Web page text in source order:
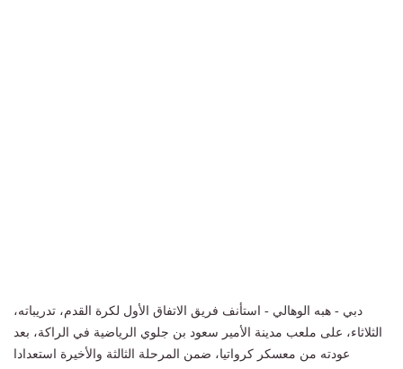
دبي - هبه الوهالي - استأنف فريق الاتفاق الأول لكرة القدم، تدريباته،
الثلاثاء، على ملعب مدينة الأمير سعود بن جلوي الرياضية في الراكة، بعد
عودته من معسكر كرواتيا، ضمن المرحلة الثالثة والأخيرة استعدادا